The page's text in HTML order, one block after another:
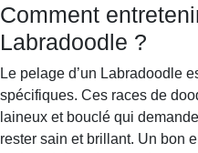
Comment
Labradoodle ?
Le pelage d’un Labradoodle
spécifiques. Ces races de
laineux et bouclé qui
rester sain et brillant. Un bon